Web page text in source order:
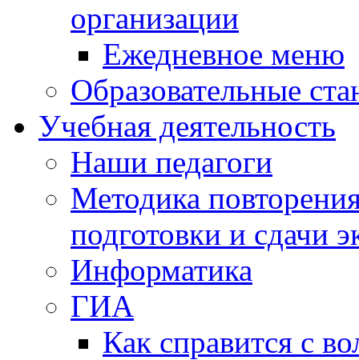
организации
Ежедневное меню
Образовательные
Учебная деятельность
Наши педагоги
Методика
подготовки и сдачи
Информатика
ГИА
Как справится с